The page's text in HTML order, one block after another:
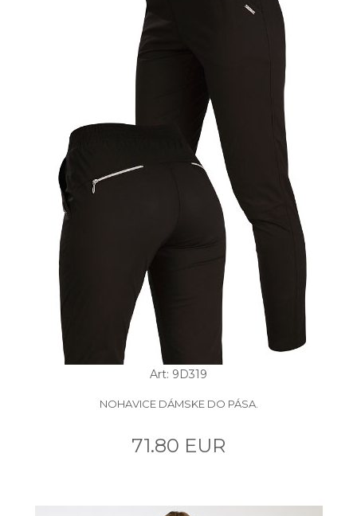
Art: 9D319
NOHAVICE DÁMSKE DO PÁSA.
71.80 EUR